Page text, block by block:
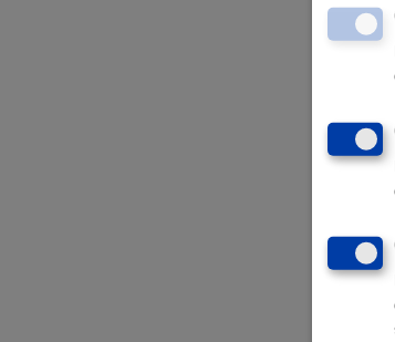
Seguridad ciudadana y
Salud Pública, animales y